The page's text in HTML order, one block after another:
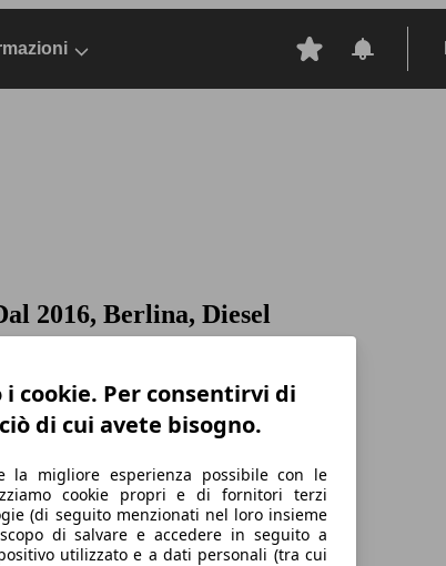
2016, Berlina, Diesel
cookie. Per consentirvi di
di cui avete bisogno.
la migliore esperienza possibile con le
cookie propri e di fornitori terzi
(di seguito menzionati nel loro insieme
scopo di salvare e accedere in seguito a
utilizzato e a dati personali (tra cui